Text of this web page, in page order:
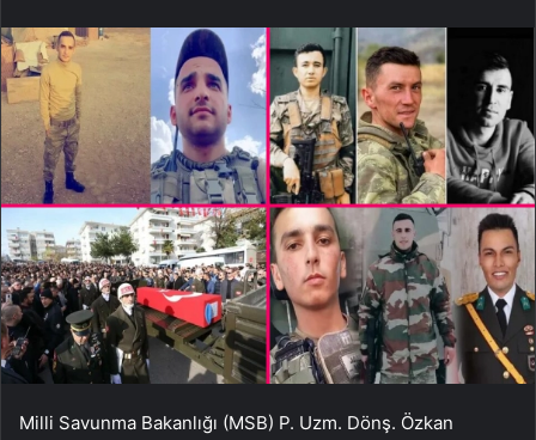
Milli Savunma Bakanlığı (MSB) P. Uzm. Dönş. Özkan